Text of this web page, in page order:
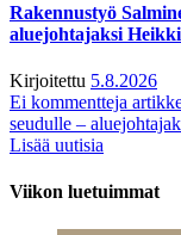
Rakennustyö
aluejohtajaksi
Kirjoitettu 5.8.2026
Ei kommentteja
seudulle –
Lisää uutisia
Viikon luetuimmat